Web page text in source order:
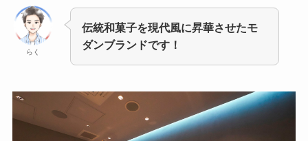
らく
伝統和菓子を現代風に昇華させたモ
ダンブランドです！